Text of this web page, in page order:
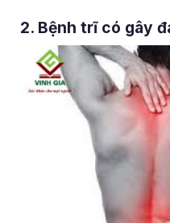
2. Bệnh trĩ có gây